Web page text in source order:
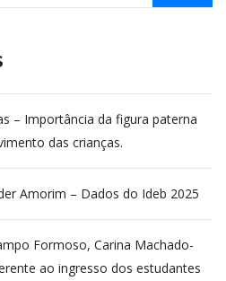
– Importância da figura paterna
das crianças.
Amorim – Dados do Ideb 2025
Formoso, Carina Machado-
ao ingresso dos estudantes